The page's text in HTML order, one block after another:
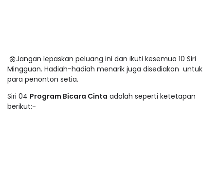
🌼Jangan lepaskan peluang ini dan ikuti kesemua 10 Siri
Mingguan. Hadiah-hadiah menarik juga disediakan untuk
para penonton setia.
Siri 04 Program Bicara Cinta adalah seperti ketetapan
berikut:-